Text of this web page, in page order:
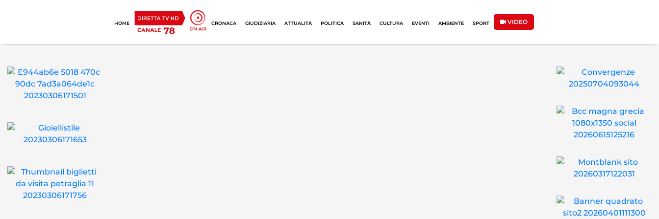
HOME CRONACA GIUDIZIARIA ATTUALITÀ POLITICA SANITÀ CULTURA EVENTI AMBIENTE SPORT VIDEO